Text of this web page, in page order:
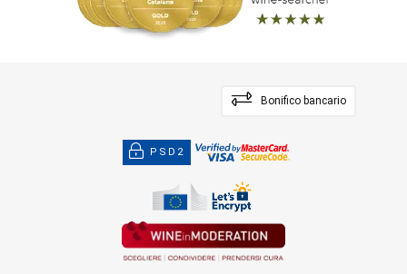
Bonifico bancario
PSD2